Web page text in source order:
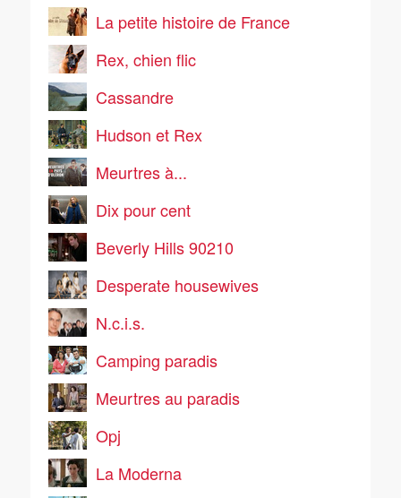
La petite histoire de France
Rex, chien flic
Cassandre
Hudson et Rex
Meurtres à...
Dix pour cent
Beverly Hills 90210
Desperate housewives
N.c.i.s.
Camping paradis
Meurtres au paradis
Opj
La Moderna